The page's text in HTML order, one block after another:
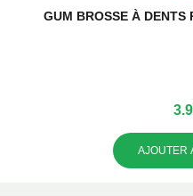
GUM BROSSE À DENTS
AJOUTER